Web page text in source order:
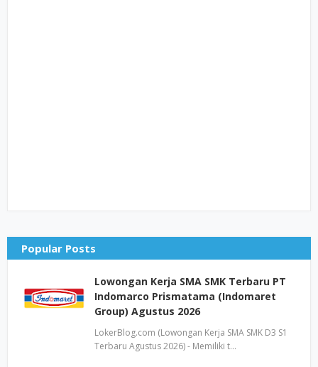
Popular Posts
Lowongan Kerja SMA SMK Terbaru PT
Indomarco Prismatama (Indomaret
Group) Agustus 2026
LokerBlog.com (Lowongan Kerja SMA SMK D3 S1
Terbaru Agustus 2026) - Memiliki t…